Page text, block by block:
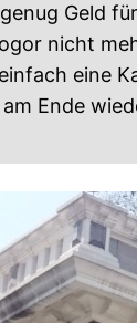
Geld
nicht
eine
Ende